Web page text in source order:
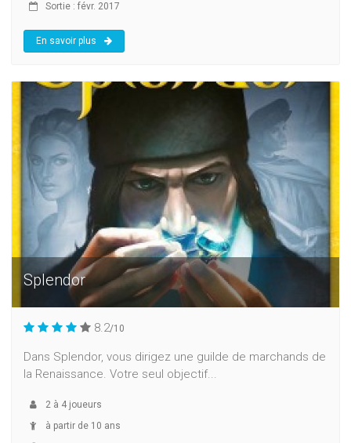
Sortie : févr. 2017
En savoir plus
Splendor
8.2/10
Dans Splendor, vous dirigez une guilde de marchands de
la Renaissance. Votre seul objectif...
2 à 4 joueurs
à partir de 10 ans